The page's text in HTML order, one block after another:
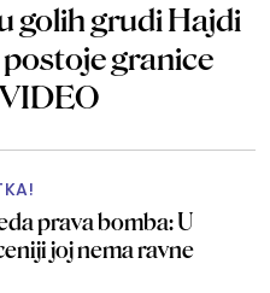
golih grudi Hajdi
granice
prava bomba: U
joj nema ravne